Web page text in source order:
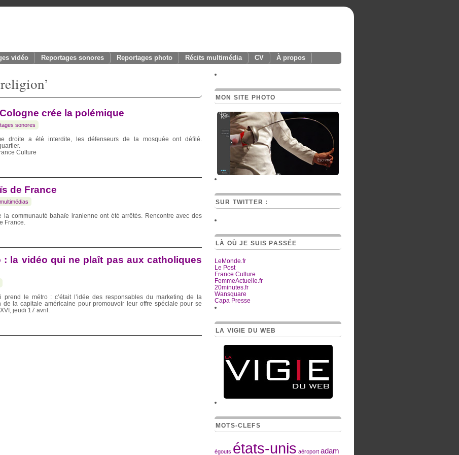
vidéo Reportages sonores Reportages photo Récits multimédia CV À propos
crée la polémique
sonores
droite a été interdite, les défenseurs de la mosquée ont défilé.
Culture
de France
la communauté bahaïe iranienne ont été arrêtés. Rencontre avec des
France.
: la vidéo qui ne plaît pas aux catholiques
le métro : c’était l’idée des responsables du marketing de la
de la capitale américaine pour promouvoir leur offre spéciale pour se
jeudi 17 avril.
MON SITE PHOTO
SUR TWITTER :
LÀ OÙ JE SUIS PASSÉE
LeMonde.fr
Le Post
France Culture
FemmeActuelle.fr
20minutes.fr
Wansquare
Capa Presse
LA VIGIE DU WEB
MOTS-CLEFS
égouts états-unis aéroport adam